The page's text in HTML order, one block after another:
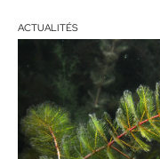
ACTUALITÉS